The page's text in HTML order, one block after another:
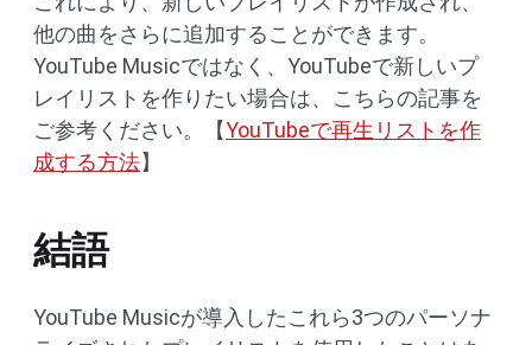
他の曲をさらに追加することができます。
YouTube Musicではなく、YouTubeで新しいプ
レイリストを作りたい場合は、こちらの記事を
ご参考ください。【YouTubeで再生リストを作
成する方法】
結語
YouTube Musicが導入したこれら3つのパーソナ